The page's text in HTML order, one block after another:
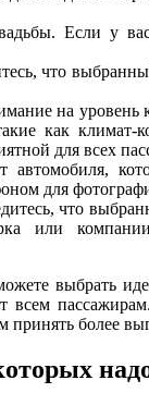
Если у
что
на уровень
как климат-
для всех
автомобиля,
для
что
или
выбрать
принять более
надо